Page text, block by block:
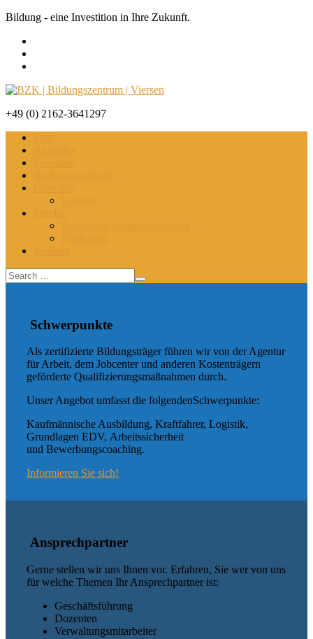
Bildung - eine Investition in Ihre Zukunft.
+49 (0) 2162-3641297
Schwerpunkte
Als zertifizierte Bildungsträger führen wir von der Agentur
für Arbeit, dem Jobcenter und anderen Kostenträgern
geförderte Qualifizierungsmaßnahmen durch.
Unser Angebot umfasst die folgendenSchwerpunkte:
Kaufmännische Ausbildung, Kraftfahrer, Logistik,
Grundlagen EDV, Arbeitssicherheit
und Bewerbungscoaching.
Informieren Sie sich!
Ansprechpartner
Gerne stellen wir uns Ihnen vor. Erfahren, Sie wer von uns
für welche Themen Ihr Ansprechpartner ist:
Geschäftsführung
Dozenten
Verwaltungsmitarbeiter